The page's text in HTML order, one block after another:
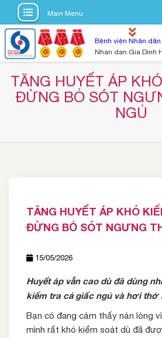
S
n
Main Menu
Bệnh viện Nhân
Nhan dan Gia Dinh
TĂNG HUYẾT ÁP
ĐỪNG BỎ SÓT
NGỦ
TĂNG HUYẾT ÁP KHÓ
ĐỪNG BỎ SÓT NGƯNG
15/05/2026
Huyết áp vẫn cao dù đã dùng
kiểm tra cả giấc ngủ và hơi thở
Bạn có đang cảm thấy nản lòng
mình rất khó kiểm soát dù đã